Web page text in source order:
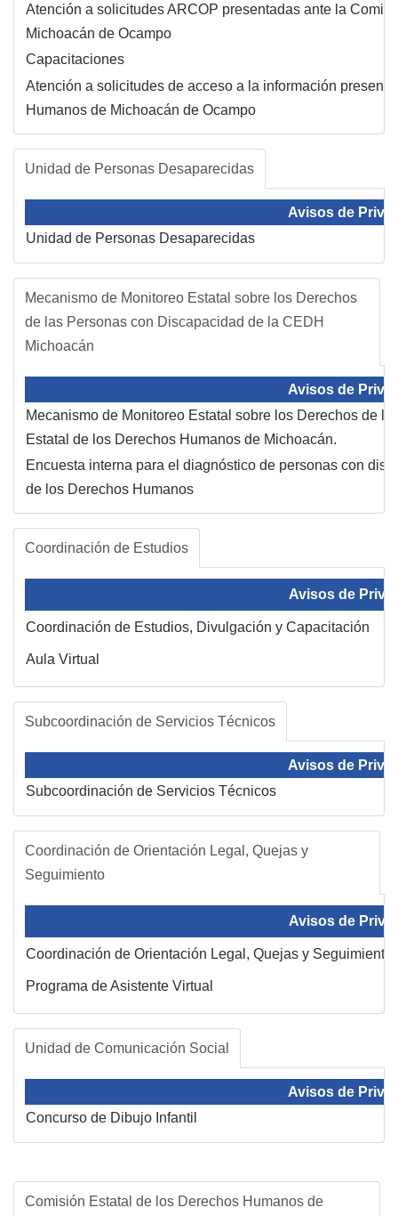
Atención a solicitudes ARCOP presentadas ante la
Michoacán de Ocampo
Capacitaciones
Atención a solicitudes de acceso a la información
Humanos de Michoacán de Ocampo
Unidad de Personas Desaparecidas
Avisos de
Unidad de Personas Desaparecidas
Mecanismo de Monitoreo Estatal sobre los Derechos
de las Personas con Discapacidad de la CEDH
Michoacán
Avisos de
Mecanismo de Monitoreo Estatal sobre los Derechos de
Estatal de los Derechos Humanos de Michoacán.
Encuesta interna para el diagnóstico de personas con
de los Derechos Humanos
Coordinación de Estudios
Avisos de
Coordinación de Estudios, Divulgación y Capacitación
Aula Virtual
Subcoordinación de Servicios Técnicos
Avisos de
Subcoordinación de Servicios Técnicos
Coordinación de Orientación Legal, Quejas y
Seguimiento
Avisos de
Coordinación de Orientación Legal, Quejas y Seguimiento
Programa de Asistente Virtual
Unidad de Comunicación Social
Avisos de
Concurso de Dibujo Infantil
Comisión Estatal de los Derechos Humanos de